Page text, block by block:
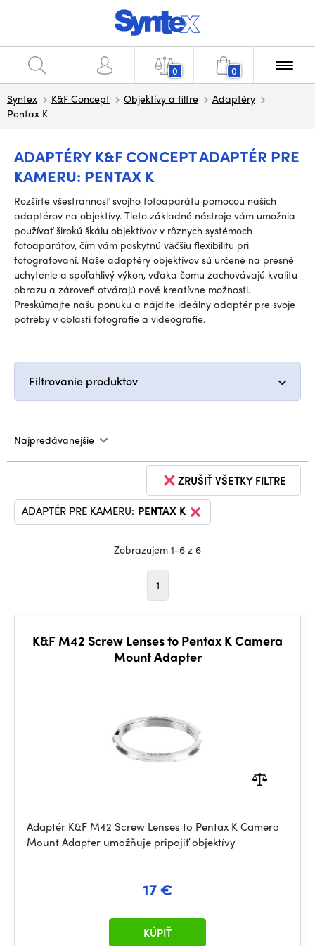
0 0
Syntex K&F Concept Objektívy a filtre
Adaptéry
Pentax K
ADAPTÉRY K&F CONCEPT ADAPTÉR PRE
KAMERU: PENTAX K
Rozšírte všestrannosť svojho fotoaparátu pomocou našich
adaptérov na objektívy. Tieto základné nástroje vám umožnia
používať širokú škálu objektívov v rôznych systémoch
fotoaparátov, čím vám poskytnú väčšiu flexibilitu pri
fotografovaní. Naše adaptéry objektívov sú určené na presné
uchytenie a spoľahlivý výkon, vďaka čomu zachovávajú kvalitu
obrazu a zároveň otvárajú nové kreatívne možnosti.
Preskúmajte našu ponuku a nájdite ideálny adaptér pre svoje
potreby v oblasti fotografie a videografie.
Filtrovanie produktov
Najpredávanejšie
ZRUŠIŤ VŠETKY FILTRE
ADAPTÉR PRE KAMERU: PENTAX K
Zobrazujem 1-6 z 6
1
K&F M42 Screw Lenses to Pentax K Camera
Mount Adapter
Adaptér K&F M42 Screw Lenses to Pentax K Camera
Mount Adapter umožňuje pripojiť objektívy
17 €
KÚPIŤ